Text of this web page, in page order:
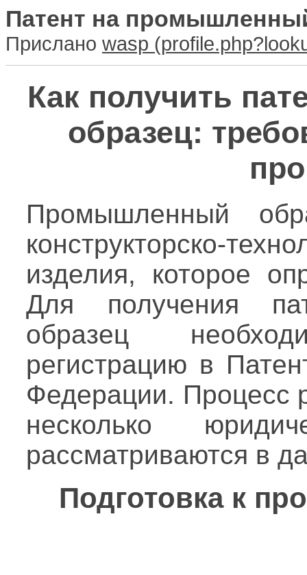
Патент на
Прислано wasp
Как получить
образец:
Промышленный
конструкторско-
изделия, которое
Для получения
образец
регистрацию в
Федерации. Процесс
несколько
рассматриваются в
Подготовка к